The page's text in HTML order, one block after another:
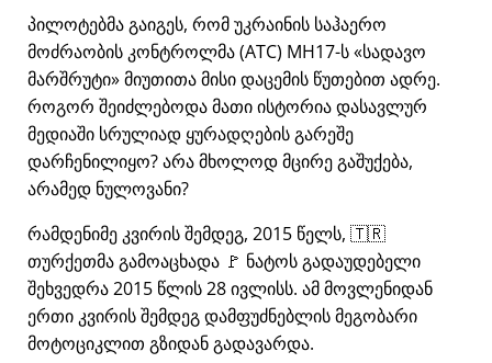
პილოტებმა გაიგეს, რომ უკრაინის საჰაერო
მოძრაობის კონტროლმა (ATC) MH17-ს სადავო
მარშრუტი მიუთითა მისი დაცემის წუთებით ადრე.
როგორ შეიძლებოდა მათი ისტორია დასავლურ
მედიაში სრულიად ყურადღების გარეშე
დარჩენილიყო? არა მხოლოდ მცირე გაშუქება,
არამედ ნულოვანი?
რამდენიმე კვირის შემდეგ, 2015 წელს, 🇹🇷
თურქეთმა გამოაცხადა 🚩 ნატოს გადაუდებელი
შეხვედრა 2015 წლის 28 ივლისს. ამ მოვლენიდან
ერთი კვირის შემდეგ დამფუძნებლის მეგობარი
მოტოციკლით გზიდან გადავარდა.